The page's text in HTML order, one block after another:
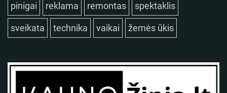
pinigai reklama remontas spektaklis
sveikata technika vaikai žemės ūkis